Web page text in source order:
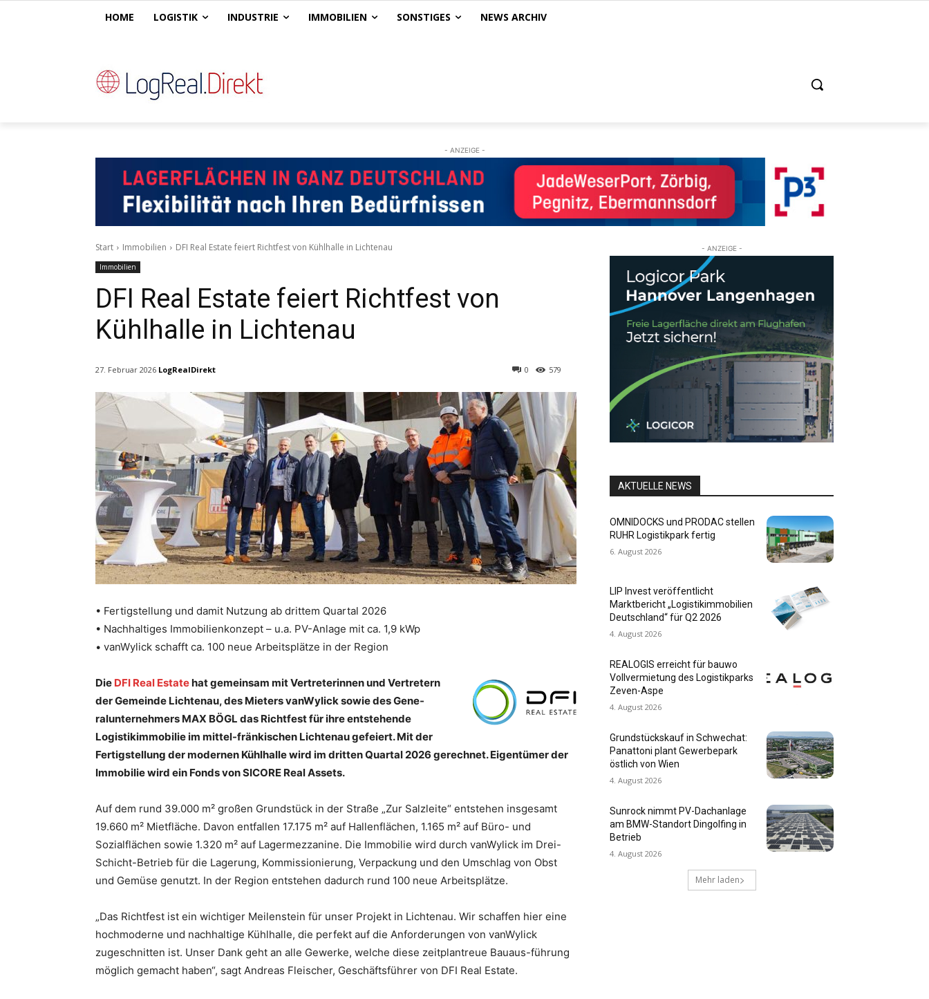
HOME LOGISTIK INDUSTRIE IMMOBILIEN SONSTIGES NEWS ARCHIV
- ANZEIGE -
Start Immobilien DFI Real Estate feiert Richtfest von Kühlhalle in Lichtenau
Immobilien
DFI Real Estate feiert Richtfest von
Kühlhalle in Lichtenau
0 579
27. Februar 2026 LogRealDirekt
• Fertigstellung und damit Nutzung ab drittem Quartal 2026
• Nachhaltiges Immobilienkonzept – u.a. PV-Anlage mit ca. 1,9 kWp
• vanWylick schafft ca. 100 neue Arbeitsplätze in der Region
Die DFI Real Estatehat gemeinsam mit Vertreterinnen und Vertretern
der Gemeinde Lichtenau, des Mieters vanWylick sowie des Gene-
ralunternehmers MAX BÖGL das Richtfest für ihre entstehende
Logistikimmobilie im mittel-fränkischen Lichtenau gefeiert. Mit der
Fertigstellung der modernen Kühlhalle wird im dritten Quartal 2026 gerechnet. Eigentümer der
Immobilie wird ein Fonds von SICORE Real Assets.
Auf dem rund 39.000 m² großen Grundstück in der Straße „Zur Salzleite“ entstehen insgesamt
19.660 m² Mietfläche. Davon entfallen 17.175 m² auf Hallenflächen, 1.165 m² auf Büro- und
Sozialflächen sowie 1.320 m² auf Lagermezzanine. Die Immobilie wird durch vanWylick im Drei-
Schicht-Betrieb für die Lagerung, Kommissionierung, Verpackung und den Umschlag von Obst
und Gemüse genutzt. In der Region entstehen dadurch rund 100 neue Arbeitsplätze.
„Das Richtfest ist ein wichtiger Meilenstein für unser Projekt in Lichtenau. Wir schaffen hier eine
hochmoderne und nachhaltige Kühlhalle, die perfekt auf die Anforderungen von vanWylick
zugeschnitten ist. Unser Dank geht an alle Gewerke, welche diese zeitplantreue Bauaus-führung
möglich gemacht haben“, sagt Andreas Fleischer, Geschäftsführer von DFI Real Estate.
- ANZEIGE -
AKTUELLE NEWS
OMNIDOCKS und PRODAC stellen
RUHR Logistikpark fertig
6. August 2026
LIP Invest veröffentlicht
Marktbericht „Logistikimmobilien
Deutschland“ für Q2 2026
4. August 2026
REALOGIS erreicht für bauwo
Vollvermietung des Logistikparks
Zeven-Aspe
4. August 2026
Grundstückskauf in Schwechat:
Panattoni plant Gewerbepark
östlich von Wien
4. August 2026
Sunrock nimmt PV-Dachanlage
am BMW-Standort Dingolfing in
Betrieb
4. August 2026
Mehr laden